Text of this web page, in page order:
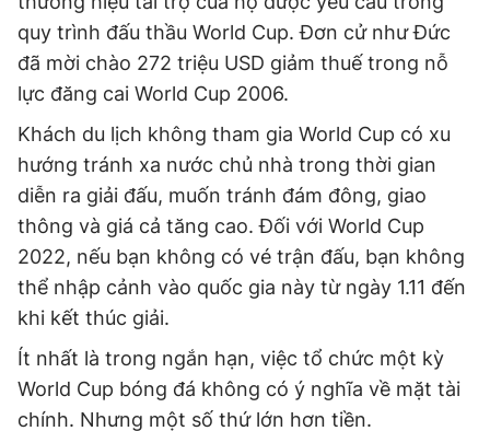
quy trình đấu thầu World Cup. Đơn cử như Đức
đã mời chào 272 triệu USD giảm thuế trong nỗ
lực đăng cai World Cup 2006.
Khách du lịch không tham gia World Cup có xu
hướng tránh xa nước chủ nhà trong thời gian
diễn ra giải đấu, muốn tránh đám đông, giao
thông và giá cả tăng cao. Đối với World Cup
2022, nếu bạn không có vé trận đấu, bạn không
thể nhập cảnh vào quốc gia này từ ngày 1.11 đến
khi kết thúc giải.
Ít nhất là trong ngắn hạn, việc tổ chức một kỳ
World Cup bóng đá không có ý nghĩa về mặt tài
chính. Nhưng một số thứ lớn hơn tiền.